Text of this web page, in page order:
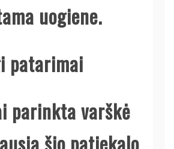
uogiene.
patarimai
parinkta varškė
šio patiekalo